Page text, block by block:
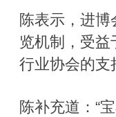
陈表示，进
览机制，受益
行业协会的支
陈补充道：“